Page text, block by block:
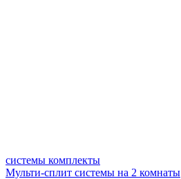
системы комплекты
Мульти-сплит системы на 2 комнаты